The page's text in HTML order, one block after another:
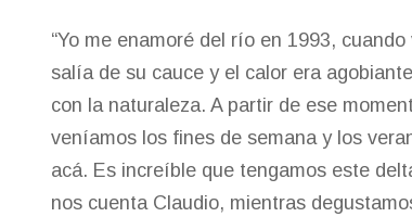
“Yo me enamoré del río en 1993,
salía de su cauce y el calor era
con la naturaleza. A partir de ese
veníamos los fines de semana y los
acá. Es increíble que tengamos este
nos cuenta Claudio, mientras